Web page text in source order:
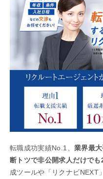
転職成功実績No.1、 業界最
断トツで非公開求人だけで
成ツールや「リクナビNEXT